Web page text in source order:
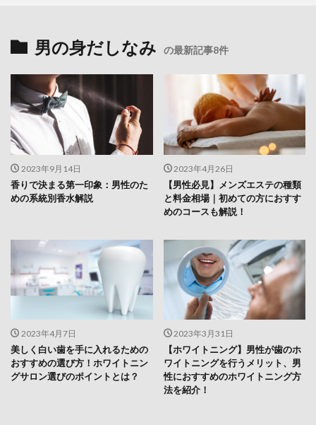
男の身だしなみ の最新記事8件
2023年9月14日
香りで決まる第一印象：男性のた
めの系統別香水解説
2023年4月26日
【男性必見】メンズエステの種類
と料金相場｜初めての方におすす
めのコースも解説！
2023年4月7日
美しく白い歯を手に入れるための
おすすめの選び方！ホワイトニン
グサロン選びのポイントとは？
2023年3月31日
【ホワイトニング】男性が歯のホ
ワイトニングを行うメリット、男
性におすすめのホワイトニング方
法を紹介！